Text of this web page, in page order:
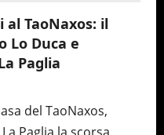
TaoNaxos: il
Lo Duca e
Paglia
del TaoNaxos,